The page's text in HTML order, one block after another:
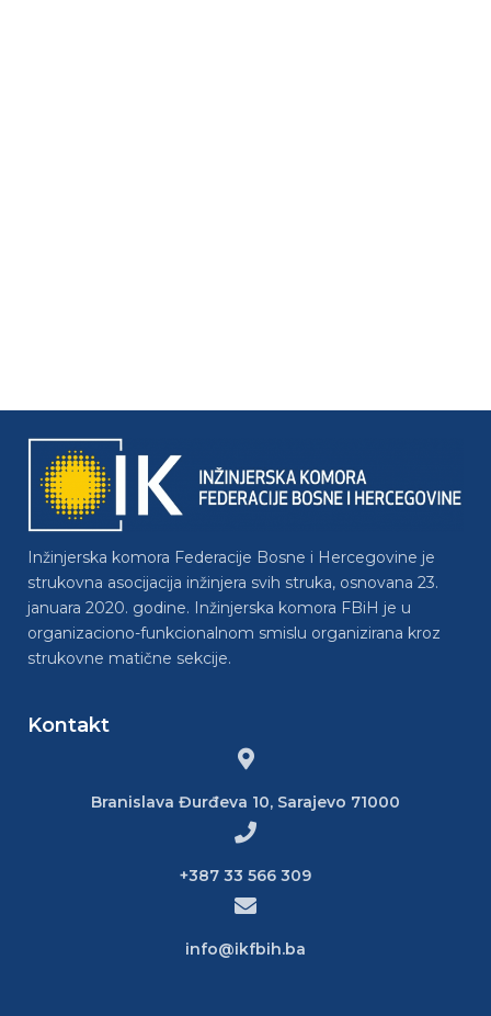
Inžinjerska komora Federacije Bosne i Hercegovine je
strukovna asocijacija inžinjera svih struka, osnovana 23.
januara 2020. godine. Inžinjerska komora FBiH je u
organizaciono-funkcionalnom smislu organizirana kroz
strukovne matične sekcije.
Kontakt
Branislava Đurđeva 10, Sarajevo 71000
+387 33 566 309
info@ikfbih.ba